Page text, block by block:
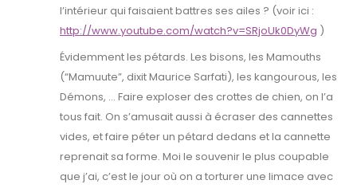
l’intérieur qui faisaient battres ses ailes ? (voir ici :
http://www.youtube.com/watch?v=SRjoUk0DyWg )
Évidemment les pétards. Les bisons, les Mamouths
(“Mamuute”, dixit Maurice Sarfati), les kangourous, les
Démons, … Faire exploser des crottes de chien, on l’a
tous fait. On s’amusait aussi à écraser des cannettes
vides, et faire péter un pétard dedans et la cannette
reprenait sa forme. Moi le souvenir le plus coupable
que j’ai, c’est le jour où on a torturer une limace avec